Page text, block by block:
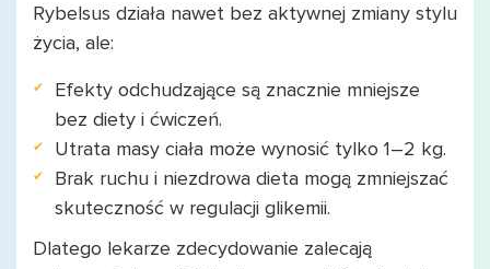
Rybelsus działa nawet bez aktywnej zmiany stylu
życia, ale:
Efekty odchudzające są znacznie mniejsze
bez diety i ćwiczeń.
Utrata masy ciała może wynosić tylko 1–2 kg.
Brak ruchu i niezdrowa dieta mogą zmniejszać
skuteczność w regulacji glikemii.
Dlatego lekarze zdecydowanie zalecają